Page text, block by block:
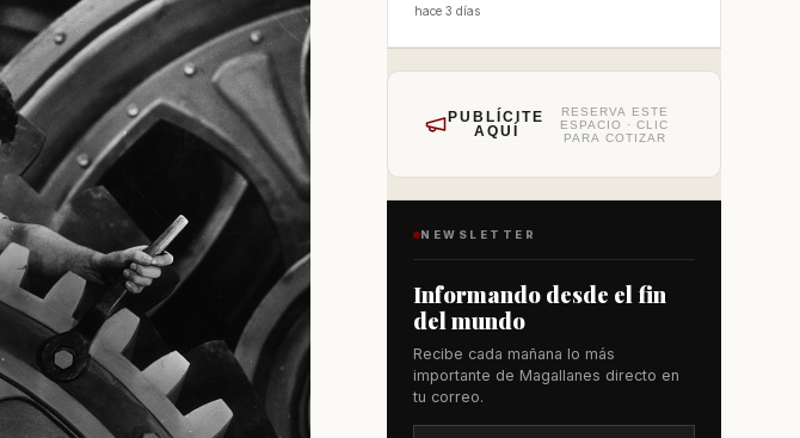
hace 3 días
PUBLÍCITE
AQUÍ
RESERVA ESTE
ESPACIO · CLIC
PARA COTIZAR
NEWSLETTER
Informando desde el fin
del mundo
Recibe cada mañana lo más
importante de Magallanes directo en
tu correo.